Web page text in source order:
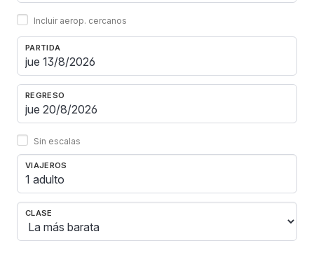
Incluir aerop. cercanos
PARTIDA
REGRESO
Sin escalas
VIAJEROS
1 adulto
CLASE